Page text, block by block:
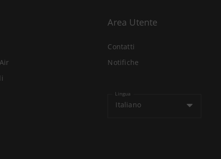
Area Utente
Contatti
Notifiche
Lingua
Italiano